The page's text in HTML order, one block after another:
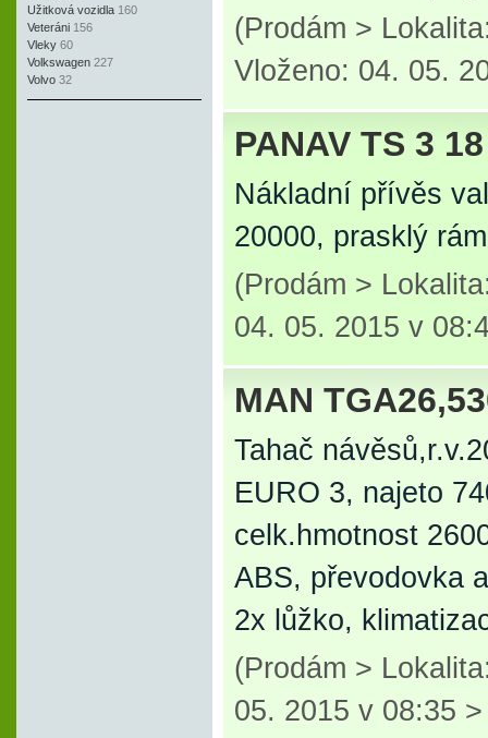
Užitková vozidla 160
Veteráni 156
Vleky 60
Volkswagen 227
Volvo 32
(Prodám >
Vloženo: 04. 05.
PANAV TS 3 18
Nákladní přívěs
20000, prasklý
(Prodám >
04. 05. 2015 v
MAN
Tahač
EURO 3, najeto
celk.hmotnost
ABS, převodovka
2x lůžko,
(Prodám >
05. 2015 v 08:35